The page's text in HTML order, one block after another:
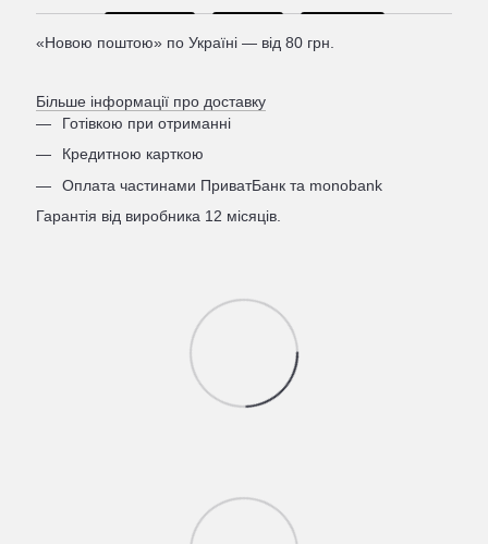
«Новою поштою» по Україні — від 80 грн.
Більше інформації про доставку
Готівкою при отриманні
Кредитною карткою
Оплата частинами ПриватБанк та monobank
Гарантія від виробника 12 місяців.